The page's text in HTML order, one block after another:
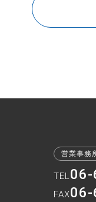
営業事務
TEL
FAX